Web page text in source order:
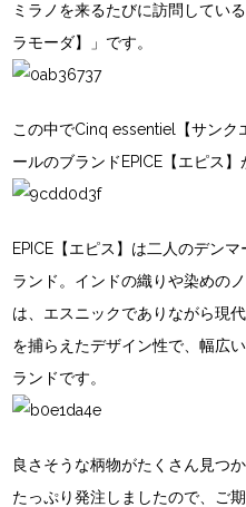
ミラノを来るたびに訪問してい
ラモーダ】」です。
この中でCinq essentiel【サンク
ールのブランドEPICE【エピス】
EPICE【エピス】は二人のデン
ランド。インドの織りや染めの
は、エスニックでありながら現
を捕らえたデザイン性で、幅広
ランドです。
良さそうな柄物がたくさん見つ
たっぷり発注しましたので、ご期